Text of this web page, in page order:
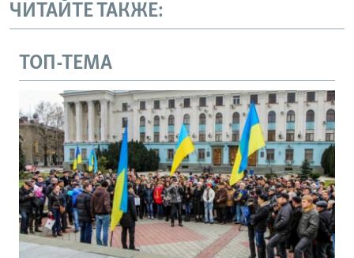
ЧИТАЙТЕ ТАКЖЕ:
ТОП-ТЕМА